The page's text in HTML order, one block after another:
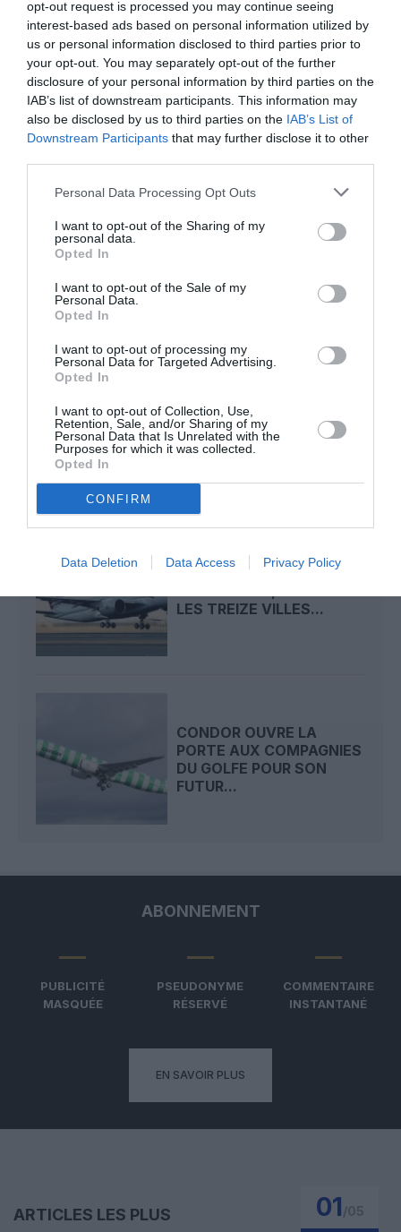
opt-out request is processed you may continue seeing
interest-based ads based on personal information utilized by
us or personal information disclosed to third parties prior to
your opt-out. You may separately opt-out of the further
disclosure of your personal information by third parties on the
IAB’s list of downstream participants. This information may
also be disclosed by us to third parties on the IAB’s List of
Downstream Participants that may further disclose it to other
Personal Data Processing Opt Outs
I want to opt-out of the Sharing of my
personal data.
Opted In
I want to opt-out of the Sale of my
Personal Data.
Opted In
I want to opt-out of processing my
Personal Data for Targeted Advertising.
Opted In
I want to opt-out of Collection, Use,
Retention, Sale, and/or Sharing of my
Personal Data that Is Unrelated with the
Purposes for which it was collected.
Opted In
CONFIRM
Data Deletion Data Access Privacy Policy
Djm a commenté l'article :
Après Emirates, Lufthansa remet en cause la réception
de Boeing 777-9 déjà construits
Copaa commenté l'article :
Pointe‑à‑Pitre – Panama City : Air France ouvre un pont
Osaka
CRISE AU MOYEN-ORIENT
: L’EASA FERME ENCORE
UN PEU PLUS...
DJIBOUTI, HAMBOURG,
LES TREIZE VILLES...
CONDOR OUVRE LA
PORTE AUX COMPAGNIES
DU GOLFE POUR SON
FUTUR...
ABONNEMENT
PUBLICITÉ
MASQUÉE
PSEUDONYME
RÉSERVÉ
COMMENTAIRE
INSTANTANÉ
EN SAVOIR PLUS
ARTICLES LES PLUS
01